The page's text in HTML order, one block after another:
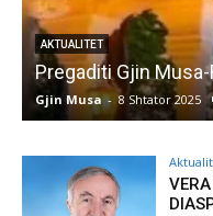
AKTUALITET
Pregaditi Gjin
Gjin Musa - 8 Shtator 2025